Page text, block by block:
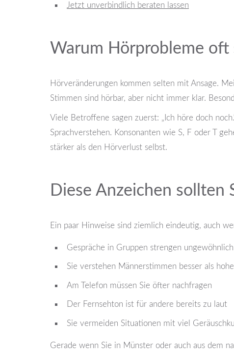
Jetzt unverbindlich beraten lassen
Warum Hörprobleme oft
Hörveränderungen kommen selten mit Ansage.
Stimmen sind hörbar, aber nicht immer klar.
Viele Betroffene sagen zuerst: „Ich höre doch
Sprachverstehen. Konsonanten wie S, F oder T
stärker als den Hörverlust selbst.
Diese Anzeichen sollten
Ein paar Hinweise sind ziemlich eindeutig, auch
Gespräche in Gruppen strengen
Sie verstehen Männerstimmen besser als
Am Telefon müssen Sie öfter nachfragen
Der Fernsehton ist für andere bereits zu laut
Sie vermeiden Situationen mit viel
Gerade wenn Sie in Münster oder auch aus dem